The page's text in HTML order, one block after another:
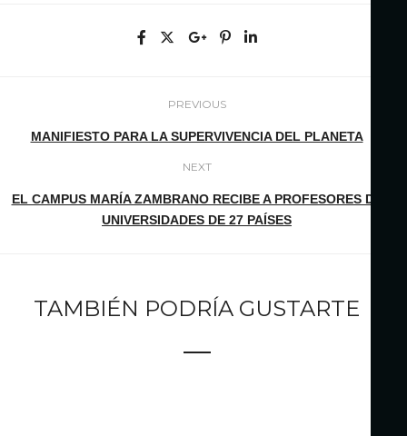
PREVIOUS
MANIFIESTO PARA LA SUPERVIVENCIA DEL PLANETA
NEXT
EL CAMPUS MARÍA ZAMBRANO RECIBE A PROFESORES DE
UNIVERSIDADES DE 27 PAÍSES
TAMBIÉN PODRÍA GUSTARTE